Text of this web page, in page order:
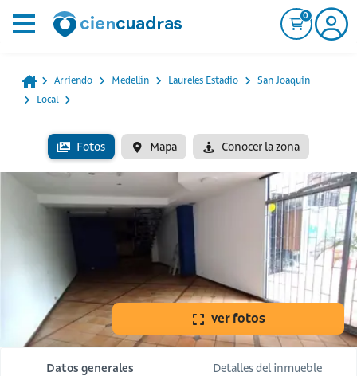
0
Arriendo Medellín Laureles Estadio
San Joaquin
Local
Fotos Mapa Conocer la zona
ver fotos
Datos generales Detalles del inmueble